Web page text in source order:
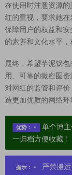
在使用时注意资源
红的重视，要求她
保障用户的权益和
的素养和文化水平，
最终，希望芋泥锅
用、可靠的微密圈
对网红的监管和评
造更加优质的网络环
优势：
单个博
一归档方便收藏！
提示：
严禁搬